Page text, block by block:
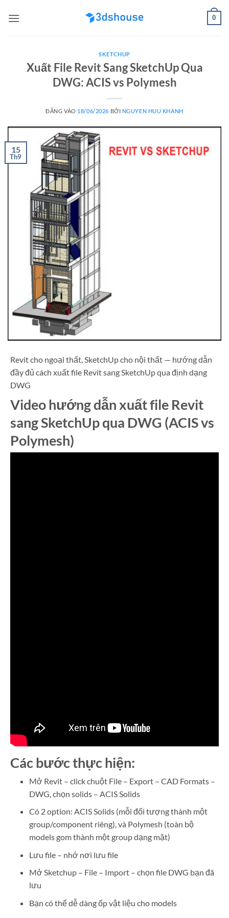
qua
0
SKETCHUP
Xuất File Revit Sang SketchUp Qua
DWG: ACIS vs Polymesh
ĐĂNG VÀO 18/06/2026 BỞI NGUYEN HUU KHANH
15
Th9
Revit cho ngoại thất, SketchUp cho nội thất — hướng dẫn
đầy đủ cách xuất file Revit sang SketchUp qua định dạng
DWG
Video hướng dẫn xuất file Revit
sang SketchUp qua DWG (ACIS vs
Polymesh)
Các bước thực hiện:
Mở Revit – click chuột File – Export – CAD Formats –
DWG, chọn solids – ACIS Solids
Có 2 option: ACIS Solids (mỗi đối tượng thành một
group/component riêng), và Polymesh (toàn bộ
models gom thành một group dạng mặt)
Lưu file – nhớ nơi lưu file
Mở Sketchup – File – Import – chọn file DWG bạn đã
lưu
Bạn có thể dễ dàng ốp vật liệu cho models